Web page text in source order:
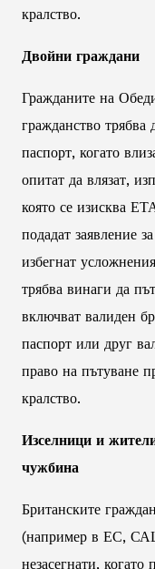
кралство.
Двойни граждани
Гражданите на
гражданство трябва
паспорт, когато
опитат да влязат,
която се изисква
подадат заявление
избегнат
трябва винаги да
включват валиден
паспорт или друг
право на пътуване
кралство.
Изселници и
чужбина
Британските
(например в ЕС,
незасегнати,